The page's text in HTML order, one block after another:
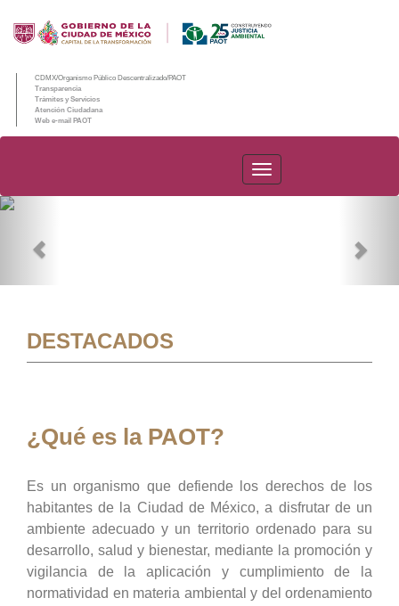
CDMX/Organismo Público Descentralizado/PAOT
Transparencia
Trámites y Servicios
Atención Ciudadana
Web e-mail PAOT
PAOT
DESTACADOS
¿Qué es la PAOT?
Es un organismo que defiende los derechos de los
habitantes de la Ciudad de México, a disfrutar de un
ambiente adecuado y un territorio ordenado para su
desarrollo, salud y bienestar, mediante la promoción y
vigilancia de la aplicación y cumplimiento de la
normatividad en materia ambiental y del ordenamiento